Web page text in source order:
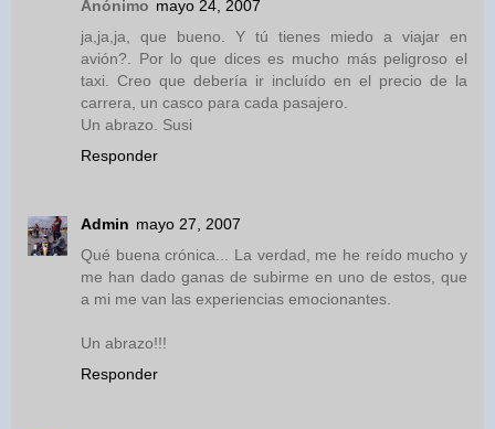
Anónimo mayo 24, 2007
ja,ja,ja, que bueno. Y tú tienes miedo a viajar en
avión?. Por lo que dices es mucho más peligroso el
taxi. Creo que debería ir incluído en el precio de la
carrera, un casco para cada pasajero.
Un abrazo. Susi
Responder
Admin mayo 27, 2007
Qué buena crónica... La verdad, me he reído mucho y
me han dado ganas de subirme en uno de estos, que
a mi me van las experiencias emocionantes.
Un abrazo!!!
Responder